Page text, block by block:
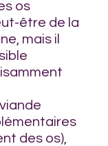
os
être de la
mais il
des os),